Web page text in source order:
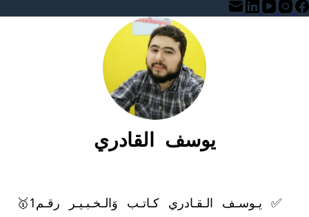
يوسف القادري